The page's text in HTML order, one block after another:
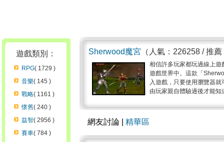
遊戲類別：
RPG( 1729 )
音樂( 145 )
戰略( 1161 )
懷舊( 240 )
益智( 2956 )
賽車( 784 )
Sherwood魔宮 （人氣：226258 / 推
相信許多玩家都玩過線上
遊戲世界中。這款「
入遊戲，只要使用瀏覽器
由玩家親自體驗過後才能
網友討論 | 精華區